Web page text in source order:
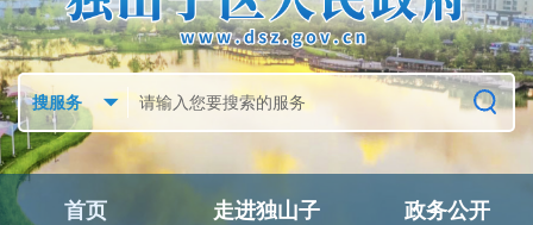
首页 走进独山子
政务公开